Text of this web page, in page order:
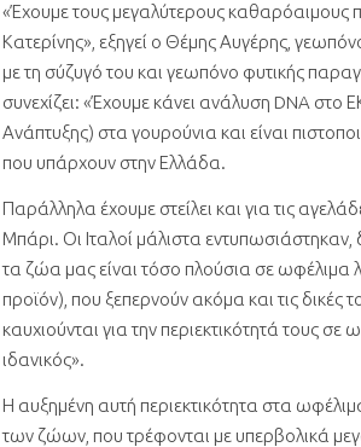
«Έχουμε τους μεγαλύτερους καθαρόαιμους
Κατερίνης», εξηγεί ο Θέμης Αυγέρης,
με τη σύζυγό του και γεωπόνο φυτικής
συνεχίζει: «Έχουμε κάνει ανάλυση DNA στο
Ανάπτυξης) στα γουρούνια και είναι
που υπάρχουν στην Ελλάδα.
Παράλληλα έχουμε στείλει και για τις
Μπάρι. Οι Ιταλοί μάλιστα
τα ζώα μας είναι τόσο πλούσια σε
προϊόν), που ξεπερνούν ακόμα και τις δικές
καυχιούνται για την περιεκτικότητά τους
ιδανικός».
Η αυξημένη αυτή περιεκτικότητα στα
των ζώων, που τρέφονται με υπερβολικά